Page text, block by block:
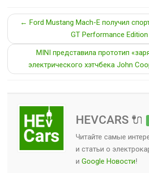
← Ford Mustang Mach-E получил
GT Performance Edition
MINI представила прототип
электрического хэтчбека John
HEVCARS 🔌
Читайте самые
и статьи о
и Google Новости!